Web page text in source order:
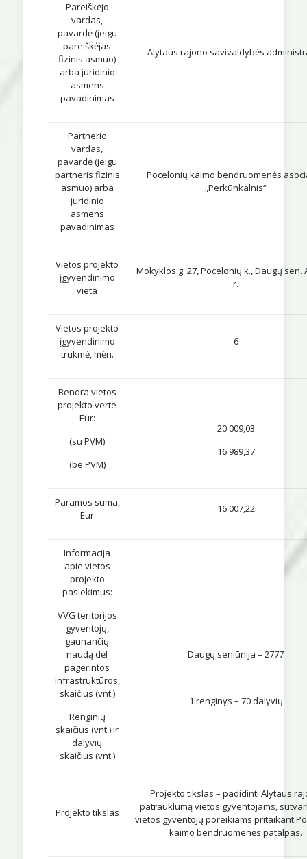
Pareiškėjo
vardas,
pavardė (jeigu
pareiškėjas
fizinis asmuo)
arba juridinio
asmens
pavadinimas
Alytaus rajono savivaldybės
Partnerio
vardas,
pavardė (jeigu
partneris fizinis
asmuo) arba
juridinio
asmens
pavadinimas
Pocelonių kaimo bendruomenės
„Perkūnkalnis“
Vietos projekto
įgyvendinimo
vieta
Mokyklos g. 27, Pocelonių k., Daugų sen.
r.
Vietos projekto
įgyvendinimo
trukmė, mėn.
6
Bendra vietos
projekto verte
Eur:
(su PVM)
(be PVM)
20 009,03
16 989,37
Paramos suma,
Eur
16 007,22
Informacija
apie vietos
projekto
pasiekimus:
VVG teritorijos
gyventojų,
gaunančių
naudą dėl
pagerintos
infrastruktūros,
skaičius (vnt.)
Renginių
skaičius (vnt.) ir
dalyvių
skaičius (vnt.)
Daugų seniūnija – 2777
1 renginys – 70 dalyvių
Projekto tikslas
Projekto tikslas – padidinti Alytaus
patrauklumą vietos gyventojams,
vietos gyventojų poreikiams pritaikant
kaimo bendruomenės patalpas.